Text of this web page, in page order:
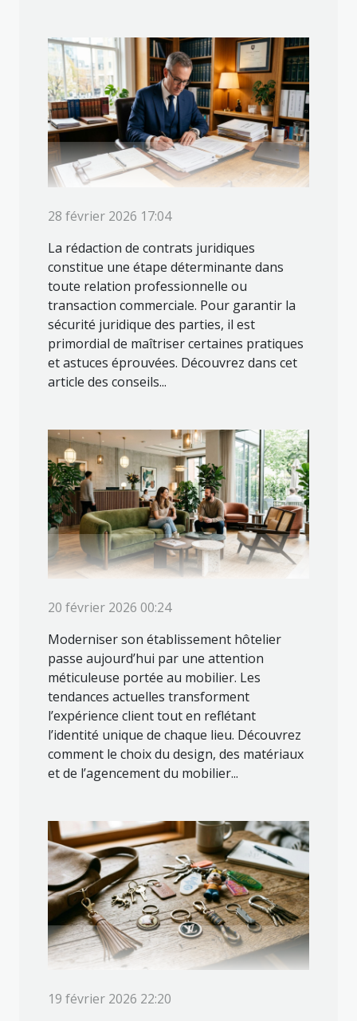
28 février 2026 17:04
La rédaction de contrats juridiques
constitue une étape déterminante dans
toute relation professionnelle ou
transaction commerciale. Pour garantir la
sécurité juridique des parties, il est
primordial de maîtriser certaines pratiques
et astuces éprouvées. Découvrez dans cet
article des conseils...
20 février 2026 00:24
Moderniser son établissement hôtelier
passe aujourd’hui par une attention
méticuleuse portée au mobilier. Les
tendances actuelles transforment
l’expérience client tout en reflétant
l’identité unique de chaque lieu. Découvrez
comment le choix du design, des matériaux
et de l’agencement du mobilier...
19 février 2026 22:20